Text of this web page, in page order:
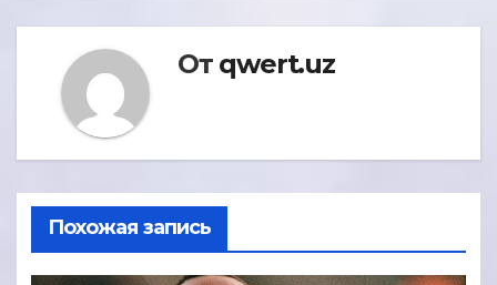
От qwert.uz
Похожая запись